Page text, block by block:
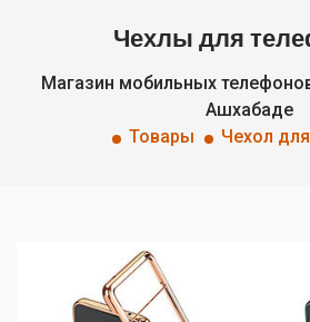
Чехлы для
Магазин мобильных
Ашхабаде
Товары
Чехол